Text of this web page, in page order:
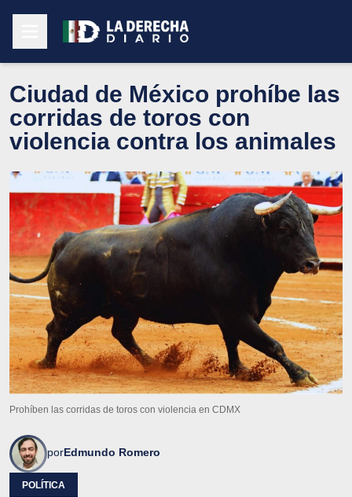
Ciudad de México prohíbe las
corridas de toros con
violencia contra los animales
Prohíben las corridas de toros con violencia en CDMX
porEdmundo Romero
POLÍTICA